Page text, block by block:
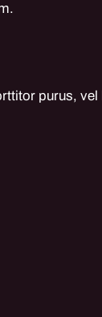
purus,